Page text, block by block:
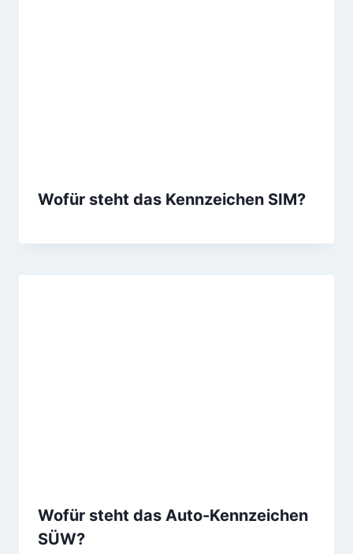
Wofür steht das Kennzeichen SIM?
Wofür steht das Auto-Kennzeichen
SÜW?